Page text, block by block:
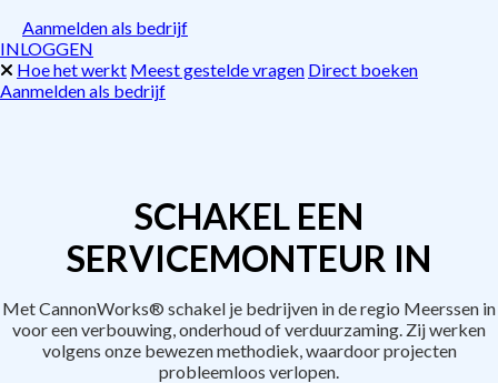
Aanmelden als bedrijf
INLOGGEN
Hoe het werkt Meest gestelde vragen Direct boeken
Aanmelden als bedrijf
SCHAKEL EEN
SERVICEMONTEUR IN
Met CannonWorks® schakel je bedrijven in de regio Meerssen in
voor een verbouwing, onderhoud of verduurzaming. Zij werken
volgens onze bewezen methodiek, waardoor projecten
probleemloos verlopen.